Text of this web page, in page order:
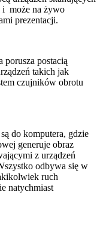
i może na żywo
prezentacji.
postacią
takich jak
czujników obrotu
do komputera, gdzie
generuje obraz
z urządzeń
odbywa się w
ruch
natychmiast